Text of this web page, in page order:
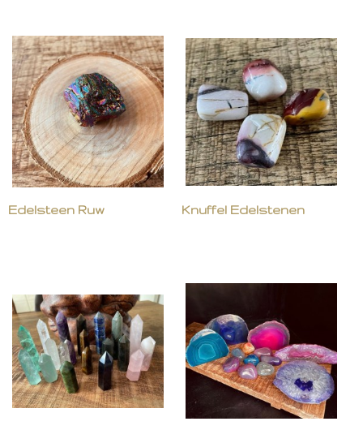
Edelsteen Ruw Knuffel Edelstenen